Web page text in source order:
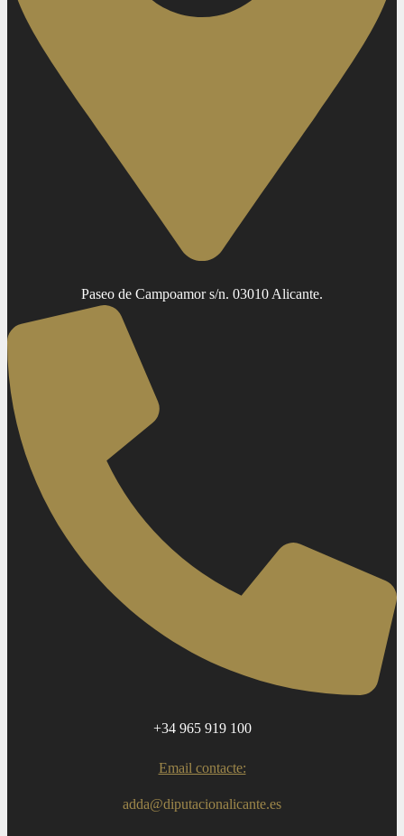
Paseo de Campoamor s/n. 03010 Alicante.
+34 965 919 100
Email contacte:
adda@diputacionalicante.es